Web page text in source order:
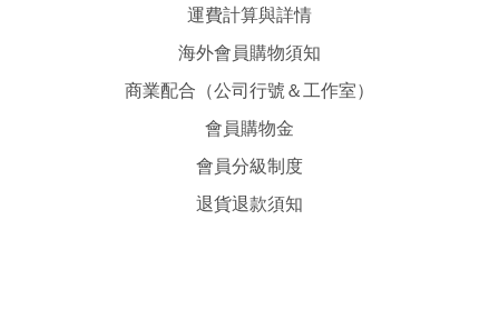
運費計算與詳情
海外會員購物須知
商業配合（公司行號＆工作室）
會員購物金
會員分級制度
退貨退款須知